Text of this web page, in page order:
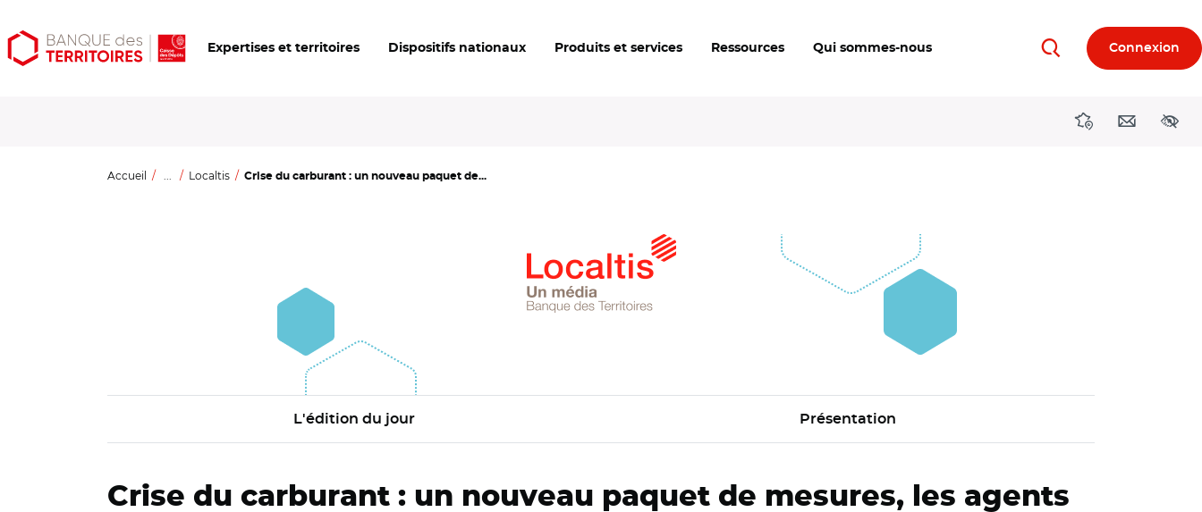
Aller
au
Aller
au
Ouvrir
les
Expertises et territoires Dispositifs nationaux Produits et services Ressources Qui sommes-nous RechercherConnexion
DirectionsContact
Accueil ... Localtis Crise du carburant : un nouveau paquet de...
L'édition du jour Présentation
Crise du carburant : un nouveau paquet de mesures, les agents